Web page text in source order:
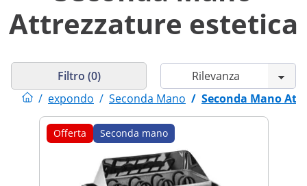
Attrezzature estetica
/ expondo / Seconda Mano / Seconda Mano
Filtro (0)
Offerta Seconda mano